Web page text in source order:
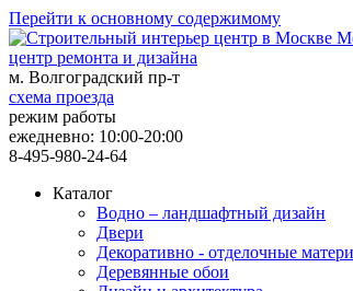
Перейти к основному содержимому
центр ремонта и дизайна
м. Волгоградский пр-т
схема проезда
режим работы
ежедневно: 10:00-20:00
8-495-980-24-64
Каталог
Водно – ландшафтный дизайн
Двери
Декоративно - отделочные
Деревянные обои